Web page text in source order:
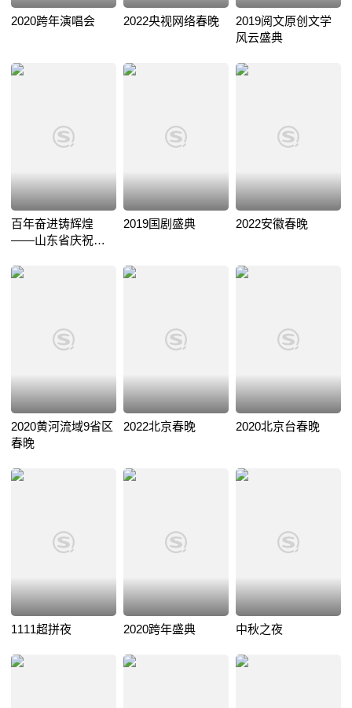
2020跨年演唱会 2022央视网络春晚
2019阅文原创文学
风云盛典
百年奋进铸辉煌
——山东省庆祝中
年文艺演出
2019国剧盛典 2022安徽春晚
2020黄河流域9省区
春晚
2022北京春晚 2020北京台春晚
1111超拼夜 2020跨年盛典 中秋之夜